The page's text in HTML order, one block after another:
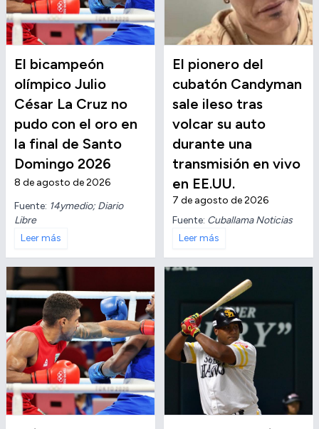
El bicampeón
olímpico Julio
César La Cruz no
pudo con el oro en
la final de Santo
Domingo 2026
8 de agosto de 2026
Fuente: 14ymedio; Diario
Libre
Leer más
El pionero del
cubatón Candyman
sale ileso tras
volcar su auto
durante una
transmisión en vivo
en EE.UU.
7 de agosto de 2026
Fuente: Cuballama Noticias
Leer más